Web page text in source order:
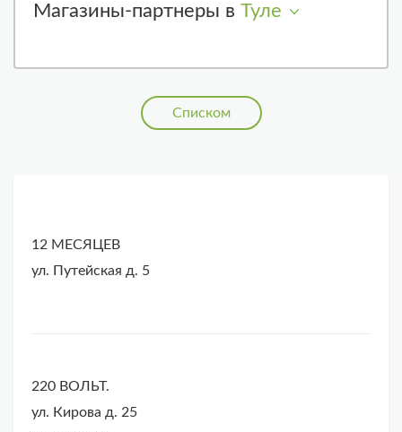
Магазины-партнеры в Туле
Списком
12 МЕСЯЦЕВ
ул. Путейская д. 5
220 ВОЛЬТ.
ул. Кирова д. 25